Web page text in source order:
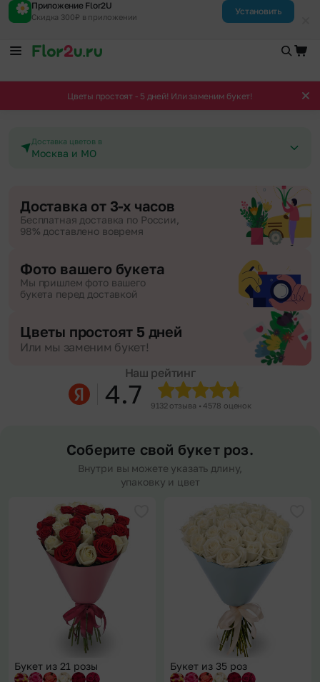
Приложение Flor2U
Скидка 300₽ в приложении
Установить
Цветы простоят - 5 дней! Или заменим букет!
Доставка цветов в
Москва и МО
Доставка от 3-х часов
Бесплатная доставка по России,
98% доставлено вовремя
Фото вашего букета
Мы пришлем фото вашего
букета перед доставкой
Цветы простоят 5 дней
Или мы заменим букет!
Наш рейтинг
4.7 9132 отзыва • 4578 оценок
Соберите свой букет роз.
Внутри вы можете указать длину,
упаковку и цвет
Добавить в избранное
Букет из 21 розы Букет из 35 роз